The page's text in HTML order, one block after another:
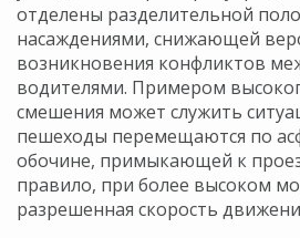
отделены разделительной
насаждениями, снижающей
возникновения конфликтов
водителями. Примером
смешения может служить
пешеходы перемещаются по
обочине, примыкающей к
правило, при более высоком
разрешенная скорость